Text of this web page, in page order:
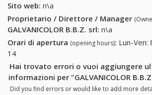
Sito web: n\a
Proprietario / Direttore / Manager
GALVANICOLOR B.B.Z. srl: n\a
Orari di apertura (opening hours): Lun-Ven:
14
Hai trovato errori o vuoi aggiungere
informazioni per "GALVANICOLOR
Did you find errors or would like to add more